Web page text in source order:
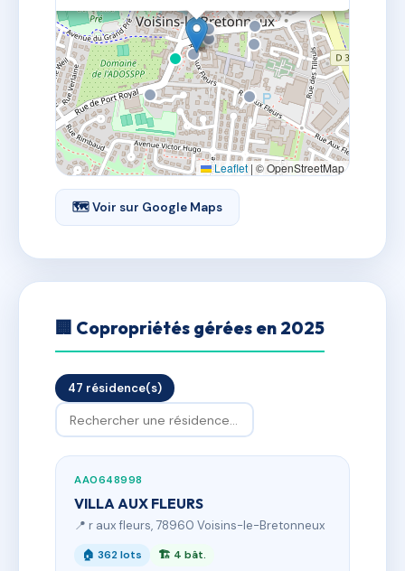
Leaflet | © OpenStreetMap
🗺 Voir sur Google Maps
🏢 Copropriétés gérées en 2025
47 résidence(s)
AA0648998
VILLA AUX FLEURS
📍 r aux fleurs, 78960 Voisins-le-Bretonneux
🏠 362 lots 🏗 4 bât.